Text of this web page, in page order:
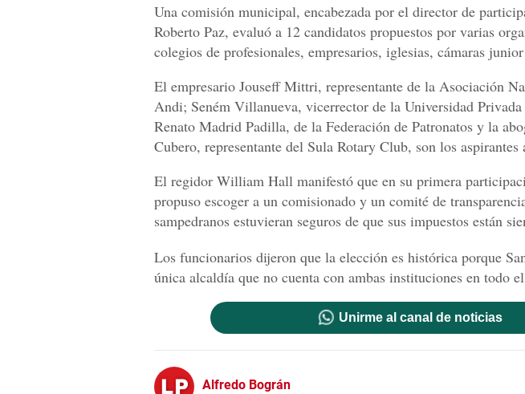
Una comisión municipal, encabezada por el director de
Roberto Paz, evaluó a 12 candidatos propuestos por varias
colegios de profesionales, empresarios, iglesias, cámaras
El empresario Jouseff Mittri, representante de la Asociación
Andi; Seném Villanueva, vicerrector de la Universidad Privada
Renato Madrid Padilla, de la Federación de Patronatos y la
Cubero, representante del Sula Rotary Club, son los aspirantes
El regidor William Hall manifestó que en su primera
propuso escoger a un comisionado y un comité de
sampedranos estuvieran seguros de que sus impuestos están
Los funcionarios dijeron que la elección es histórica porque
única alcaldía que no cuenta con ambas instituciones en todo
Unirme al canal de noticias
Alfredo Bográn